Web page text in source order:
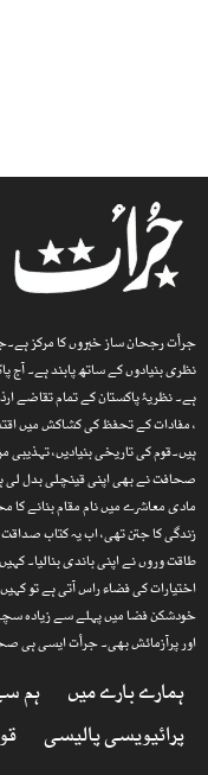
جرأت رجحان ساز خبروں کا مرکز
نظری بنیادوں کے ساتھ پابند ہے۔ آج
ہے۔ نظریۂ پاکستان کے تمام
، مفادات کے تحفظ کی کشاکش میں
ہیں۔قوم کی تاریخی بنیادیں،
صحافت نے بھی اپنی قینچلی بدل لی
مادی معاشرے میں نام مقام بنانے
زندگی کا جتن تھی، اب یہ کتاب
طاقت وروں نے اپنی باندی بنالیا۔
اختیارات کی فضاء راس آتی ہے تو
خودشکن فضا میں پہلے سے زیادہ
اور پرآزمائش بھی۔ جرأت ایسی ہی
ہمارے بارے میں ہم
پرائیویسی پالیسی